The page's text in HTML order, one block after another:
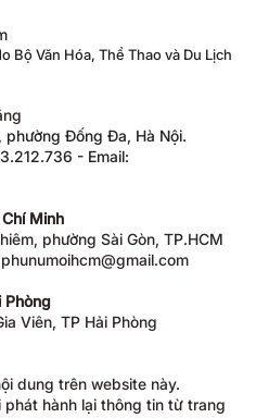
Bộ Văn Hóa, Thể Thao và Du Lịch
Đống Đa, Hà Nội.
- Email:
Minh
phường Sài Gòn, TP.HCM
Phòng
Viên, TP Hải Phòng
dung trên website này.
hành lại thông tin từ trang